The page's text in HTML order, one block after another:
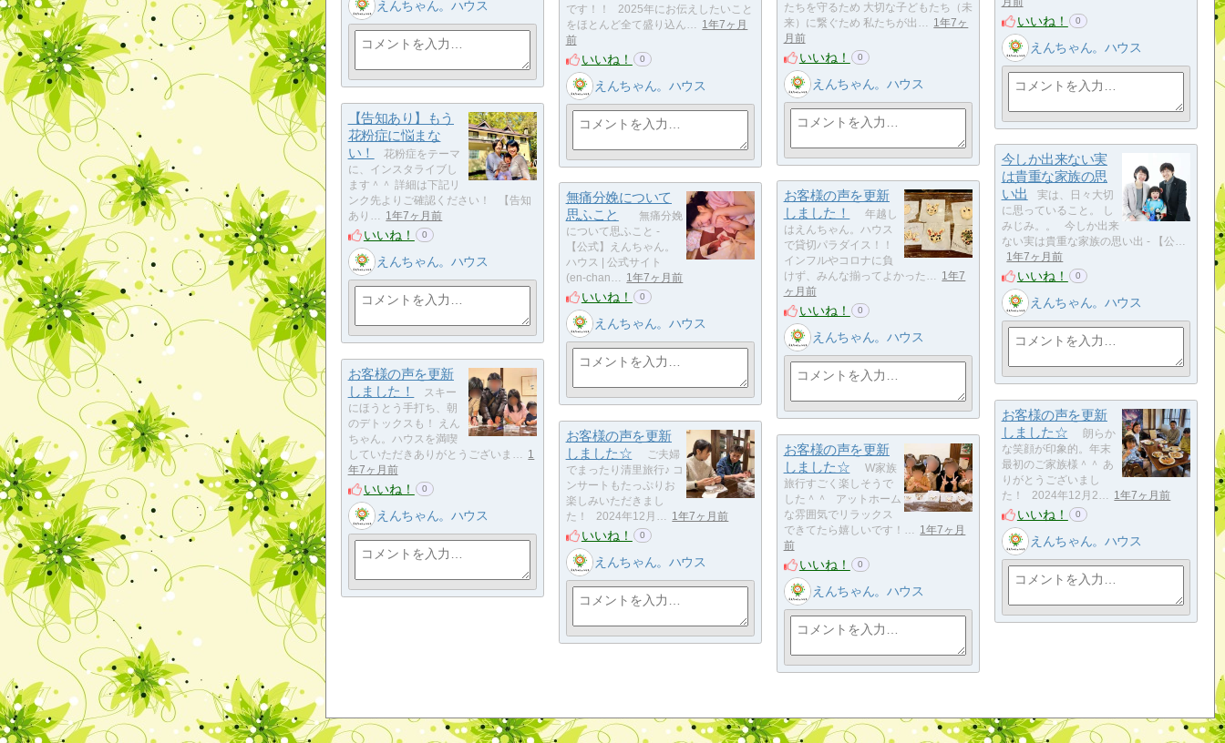
えんちゃん。ハウス
いいね！ 0
えんちゃん。ハウス
です！！ 2025年にお伝えしたいこと
をほとんど全て盛り込ん…
1年7ヶ月
前
いいね！ 0
えんちゃん。ハウス
たちを守るため 大切な子どもたち（未
来）に繋ぐため 私たちが出…
1年7ヶ
月前
いいね！ 0
えんちゃん。ハウス
【告知あり】もう
花粉症に悩まな
い！
花粉症をテーマ
に、インスタライブし
ます＾＾ 詳細は下記リ
ンク先よりご確認ください！ 【告知
あり…
1年7ヶ月前
いいね！ 0
えんちゃん。ハウス
今しか出来ない実
は貴重な家族の思
い出
実は、日々大切
に思っていること。 し
みじみ。。 今しか出来
ない実は貴重な家族の思い出 - 【公…
1年7ヶ月前
いいね！ 0
えんちゃん。ハウス
お客様の声を更新
しました！
年越し
はえんちゃん。ハウス
で貸切パラダイス！！
インフルやコロナに負
けず、みんな揃ってよかった…
1年7
ヶ月前
いいね！ 0
えんちゃん。ハウス
無痛分娩について
思ふこと
無痛分娩
について思ふこと -
【公式】えんちゃん。
ハウス | 公式サイト
(en-chan…
1年7ヶ月前
いいね！ 0
えんちゃん。ハウス
お客様の声を更新
しました！
スキー
にほうとう手打ち、朝
のデトックスも！ えん
ちゃん。ハウスを満喫
していただきありがとうございま…
1
年7ヶ月前
いいね！ 0
えんちゃん。ハウス
お客様の声を更新
しました☆
朗らか
な笑顔が印象的。年末
最初のご家族様＾＾ あ
りがとうございまし
た！ 2024年12月2…
1年7ヶ月前
いいね！ 0
えんちゃん。ハウス
お客様の声を更新
しました☆
ご夫婦
でまったり清里旅行♪ コ
ンサートもたっぷりお
楽しみいただきまし
た！ 2024年12月…
1年7ヶ月前
いいね！ 0
えんちゃん。ハウス
お客様の声を更新
しました☆
W家族
旅行すごく楽しそうで
した＾＾ アットホーム
な雰囲気でリラックス
できてたら嬉しいです！…
1年7ヶ月
前
いいね！ 0
えんちゃん。ハウス